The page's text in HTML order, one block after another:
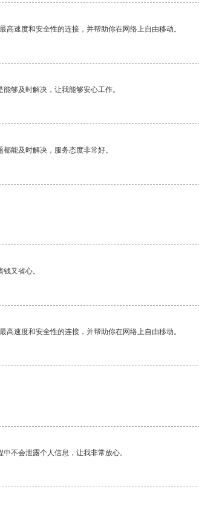
高速度和安全性的连接，并帮助你在网络上自由移动。
够及时解决，让我能够安心工作。
能及时解决，服务态度非常好。
又省心。
高速度和安全性的连接，并帮助你在网络上自由移动。
不会泄露个人信息，让我非常放心。